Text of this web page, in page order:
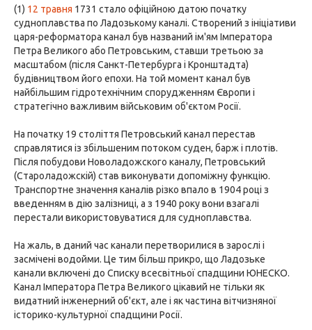
(1) 12 травня 1731 стало офіційною датою початку
судноплавства по Ладозькому каналі. Створений з ініціативи
царя-реформатора канал був названий ім'ям Імператора
Петра Великого або Петровським, ставши третьою за
масштабом (після Санкт-Петербурга і Кронштадта)
будівництвом його епохи. На той момент канал був
найбільшим гідротехнічним спорудженням Європи і
стратегічно важливим військовим об'єктом Росії.
На початку 19 століття Петровський канал перестав
справлятися із збільшеним потоком суден, барж і плотів.
Після побудови Новоладожского каналу, Петровський
(Староладожскій) став виконувати допоміжну функцію.
Транспортне значення каналів різко впало в 1904 році з
введенням в дію залізниці, а з 1940 року вони взагалі
перестали використовуватися для судноплавства.
На жаль, в даний час канали перетворилися в зарослі і
засмічені водойми. Це тим більш прикро, що Ладозьке
канали включені до Списку всесвітньої спадщини ЮНЕСКО.
Канал Імператора Петра Великого цікавий не тільки як
видатний інженерний об'єкт, але і як частина вітчизняної
історико-культурної спадщини Росії.